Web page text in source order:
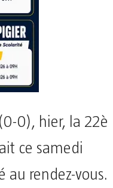
0), hier, la 22è
ce samedi
au rendez-vous.